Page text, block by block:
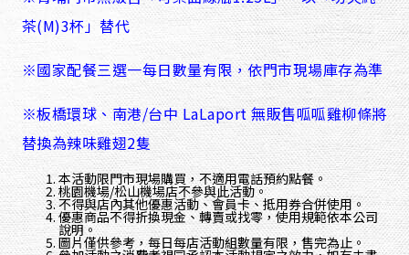
茶(M)3杯」替代
※國家配餐三選一每日數量有限，依門市現場庫存為準
※板橋環球、南港/台中 LaLaport 無販售呱呱雞柳條將
替換為辣味雞翅2隻
本活動限門市現場購買，不適用電話預約點餐。
桃園機場/松山機場店不參與此活動。
不得與店內其他優惠活動、會員卡、抵用券合併使用。
優惠商品不得折換現金、轉賣或找零，使用規範依本公司
說明。
圖片僅供參考，每日每店活動組數量有限，售完為止。